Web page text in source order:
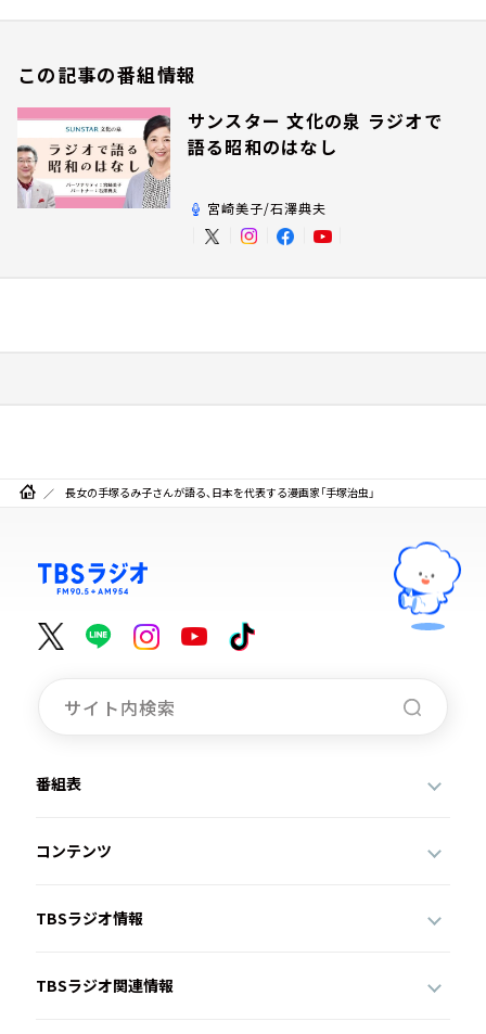
この記事の番組情報
サンスター 文化の泉 ラジオで
語る昭和のはなし
宮崎美子/石澤典夫
長女の手塚るみ子さんが語る、日本を代表する漫画家「手塚治虫」
番組表
コンテンツ
TBSラジオ情報
TBSラジオ関連情報